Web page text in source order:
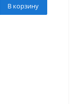
В корзину